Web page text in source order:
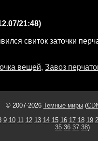
21:48)
свиток заточки
вещей, Завоз
© 2007-2026 Темные миры(
9 10 11 12 13 14 15 16 17 18 19
35 36 37 38)